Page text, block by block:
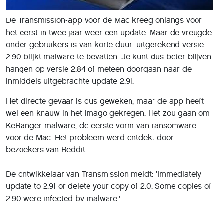
De Transmission-app voor de Mac kreeg onlangs voor
het eerst in twee jaar weer een update. Maar de vreugde
onder gebruikers is van korte duur: uitgerekend versie
2.90 blijkt malware te bevatten. Je kunt dus beter blijven
hangen op versie 2.84 of meteen doorgaan naar de
inmiddels uitgebrachte update 2.91.
Het directe gevaar is dus geweken, maar de app heeft
wel een knauw in het imago gekregen. Het zou gaan om
KeRanger-malware, de eerste vorm van ransomware
voor de Mac. Het probleem werd ontdekt door
bezoekers van Reddit.
De ontwikkelaar van Transmission meldt: 'Immediately
update to 2.91 or delete your copy of 2.0. Some copies of
2.90 were infected by malware.'